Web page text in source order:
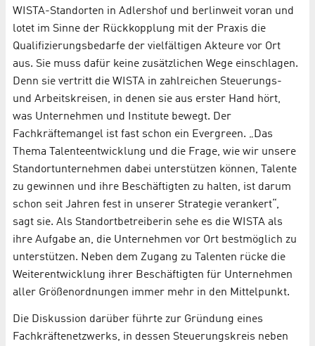
WISTA-Standorten in Adlershof und berlinweit voran und
lotet im Sinne der Rückkopplung mit der Praxis die
Qualifizierungsbedarfe der vielfältigen Akteure vor Ort
aus. Sie muss dafür keine zusätzlichen Wege einschlagen.
Denn sie vertritt die WISTA in zahlreichen Steuerungs-
und Arbeitskreisen, in denen sie aus erster Hand hört,
was Unternehmen und Institute bewegt. Der
Fachkräftemangel ist fast schon ein Evergreen. „Das
Thema Talenteentwicklung und die Frage, wie wir unsere
Standortunternehmen dabei unterstützen können, Talente
zu gewinnen und ihre Beschäftigten zu halten, ist darum
schon seit Jahren fest in unserer Strategie verankert“,
sagt sie. Als Standortbetreiberin sehe es die WISTA als
ihre Aufgabe an, die Unternehmen vor Ort bestmöglich zu
unterstützen. Neben dem Zugang zu Talenten rücke die
Weiterentwicklung ihrer Beschäftigten für Unternehmen
aller Größenordnungen immer mehr in den Mittelpunkt.
Die Diskussion darüber führte zur Gründung eines
Fachkräftenetzwerks, in dessen Steuerungskreis neben